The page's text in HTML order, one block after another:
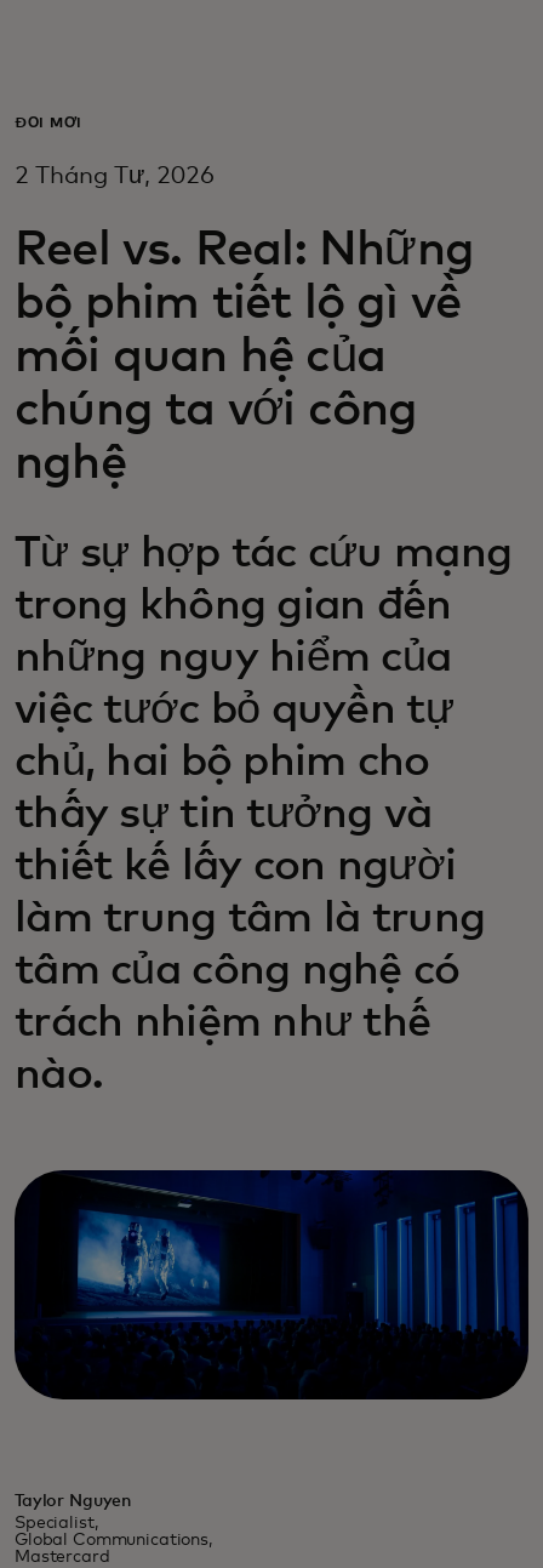
Dành cho doanh nghiệp
Dành cho nhà đổi mới
Tin tức và xu hướng
ĐỔI MỚI
2 Tháng Tư, 2026
Reel vs. Real: Những
bộ phim tiết lộ gì về
mối quan hệ của
chúng ta với công
nghệ
Từ sự hợp tác cứu mạng
trong không gian đến
những nguy hiểm của
việc tước bỏ quyền tự
chủ, hai bộ phim cho
thấy sự tin tưởng và
thiết kế lấy con người
làm trung tâm là trung
tâm của công nghệ có
trách nhiệm như thế
nào.
Taylor Nguyen
Specialist,
Global Communications,
Mastercard